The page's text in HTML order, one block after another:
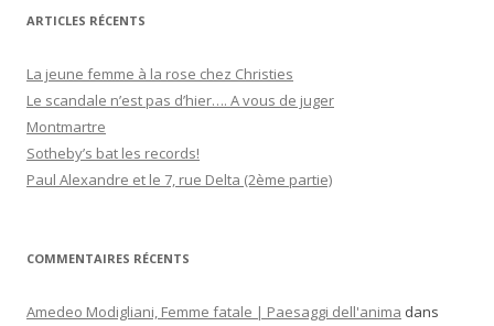
h
r
c
h
e
r
ARTICLES RÉCENTS
La jeune femme à la rose chez Christies
Le scandale n’est pas d’hier…. A vous de juger
Montmartre
Sotheby’s bat les records!
Paul Alexandre et le 7, rue Delta (2ème partie)
COMMENTAIRES RÉCENTS
Amedeo Modigliani, Femme fatale | Paesaggi dell'anima dans